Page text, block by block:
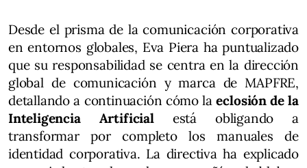
Desde el prisma de la comunicación corporativa
en entornos globales, Eva Piera ha puntualizado
que su responsabilidad se centra en la dirección
global de comunicación y marca de MAPFRE,
detallando a continuación cómo laeclosión de la
Inteligencia Artificial está obligando a
transformar por completo los manuales de
identidad corporativa. La directiva ha explicado